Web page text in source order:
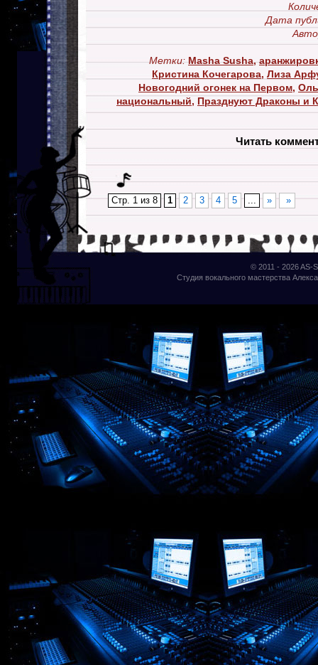
Дата
Метки: Masha Susha,
Кристина Кочегарова, Лиза
Новогодний огонек на Первом,
национальный, Празднуют Драконы и
Читать
Стр. 1 из 8 1 2 3 4 5 ... » »
© 2011 - 2026AS-
Студия вокального мастерства